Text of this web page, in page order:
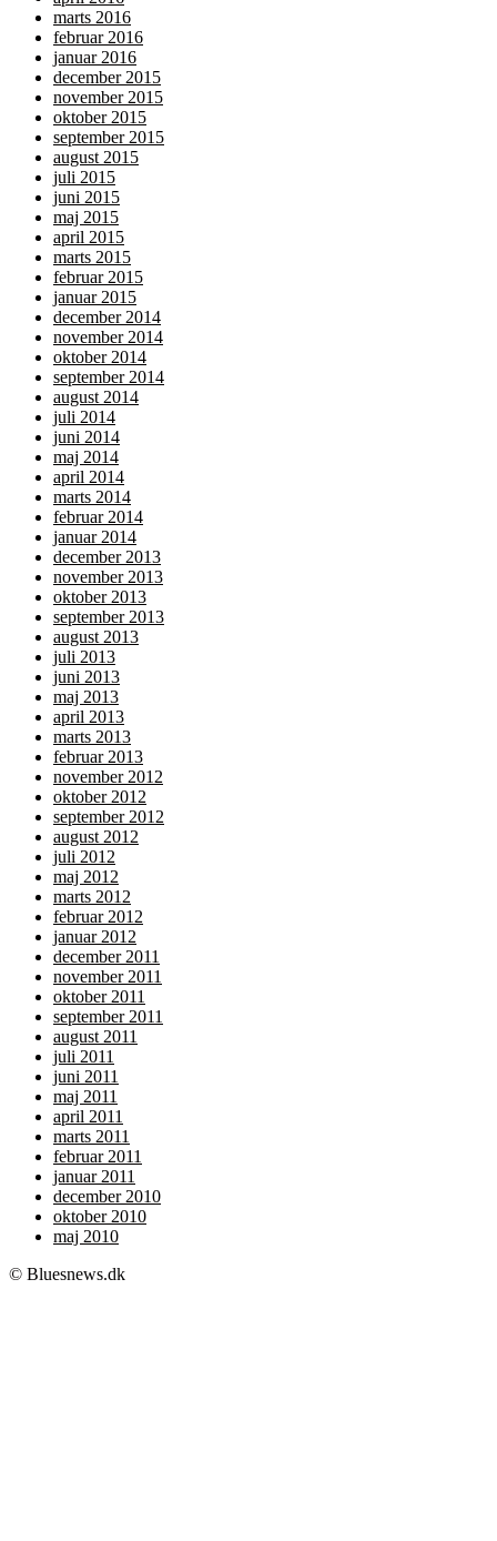
marts 2016
februar 2016
januar 2016
december 2015
november 2015
oktober 2015
september 2015
august 2015
juli 2015
juni 2015
maj 2015
april 2015
marts 2015
februar 2015
januar 2015
december 2014
november 2014
oktober 2014
september 2014
august 2014
juli 2014
juni 2014
maj 2014
april 2014
marts 2014
februar 2014
januar 2014
december 2013
november 2013
oktober 2013
september 2013
august 2013
juli 2013
juni 2013
maj 2013
april 2013
marts 2013
februar 2013
november 2012
oktober 2012
september 2012
august 2012
juli 2012
maj 2012
marts 2012
februar 2012
januar 2012
december 2011
november 2011
oktober 2011
september 2011
august 2011
juli 2011
juni 2011
maj 2011
april 2011
marts 2011
februar 2011
januar 2011
december 2010
oktober 2010
maj 2010
© Bluesnews.dk